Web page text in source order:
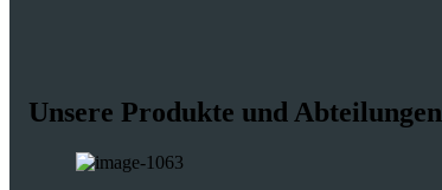
Unsere Produkte und Abteilungen